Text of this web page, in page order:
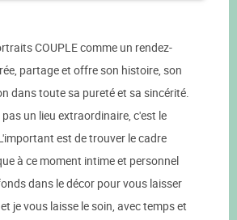
COUPLE comme un rendez-
partage et offre son histoire, son
dans toute sa pureté et sa sincérité.
un lieu extraordinaire, c'est le
est de trouver le cadre
à ce moment intime et personnel
dans le décor pour vous laisser
je vous laisse le soin, avec temps et